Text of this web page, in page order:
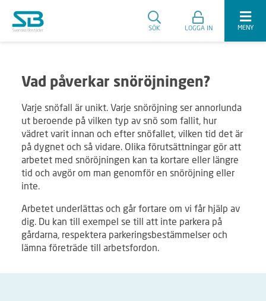
SÖK LOGGA IN MENY
Vad påverkar snöröjningen?
Varje snöfall är unikt. Varje snöröjning ser annorlunda
ut beroende på vilken typ av snö som fallit, hur
vädret varit innan och efter snöfallet, vilken tid det är
på dygnet och så vidare. Olika förutsättningar gör att
arbetet med snöröjningen kan ta kortare eller längre
tid och avgör om man genomför en snöröjning eller
inte.
Arbetet underlättas och går fortare om vi får hjälp av
dig. Du kan till exempel se till att inte parkera på
gårdarna, respektera parkeringsbestämmelser och
lämna företräde till arbetsfordon.